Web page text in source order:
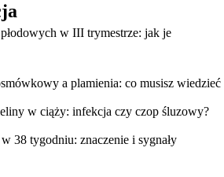
w III trymestrze: jak je
a plamienia: co musisz wiedzieć
w ciąży: infekcja czy czop śluzowy?
38 tygodniu: znaczenie i sygnały